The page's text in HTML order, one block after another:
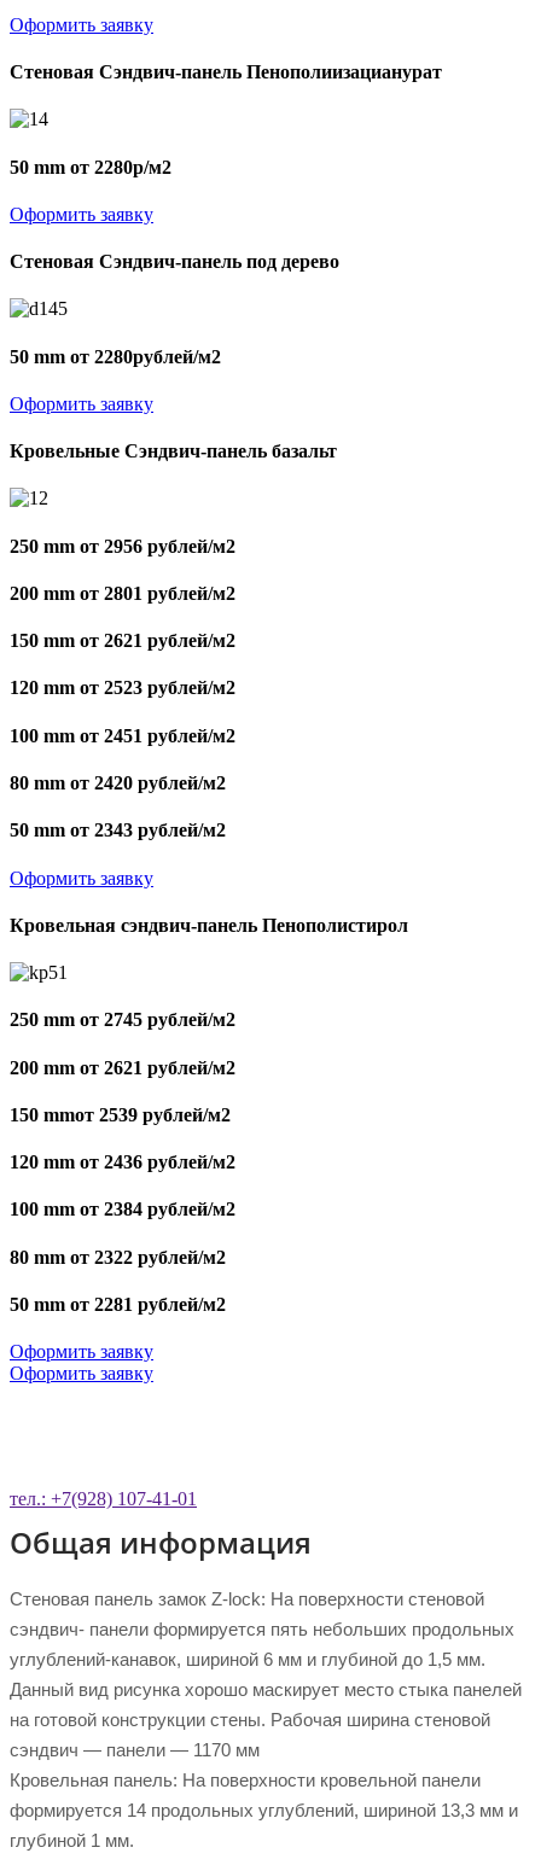
Оформить заявку
Стеновая Сэндвич-панель Пенополиизацианурат
50 mm от 2280р/м2
Оформить заявку
Стеновая Сэндвич-панель под дерево
50 mm от 2280рублей/м2
Оформить заявку
Кровельные Сэндвич-панель базальт
250 mm от 2956 рублей/м2
200 mm от 2801 рублей/м2
150 mm от 2621 рублей/м2
120 mm от 2523 рублей/м2
100 mm от 2451 рублей/м2
80 mm от 2420 рублей/м2
50 mm от 2343 рублей/м2
Оформить заявку
Кровельная сэндвич-панель Пенополистирол
250 mm от 2745 рублей/м2
200 mm от 2621 рублей/м2
150 mmот 2539 рублей/м2
120 mm от 2436 рублей/м2
100 mm от 2384 рублей/м2
80 mm от 2322 рублей/м2
50 mm от 2281 рублей/м2
Оформить заявку
Оформить заявку
тел.: +7(928) 107-41-01
Общая информация
Стеновая панель замок Z-lock: На поверхности стеновой
сэндвич- панели формируется пять небольших продольных
углублений-канавок, шириной 6 мм и глубиной до 1,5 мм.
Данный вид рисунка хорошо маскирует место стыка панелей
на готовой конструкции стены. Рабочая ширина стеновой
сэндвич — панели — 1170 мм
Кровельная панель: На поверхности кровельной панели
формируется 14 продольных углублений, шириной 13,3 мм и
глубиной 1 мм.